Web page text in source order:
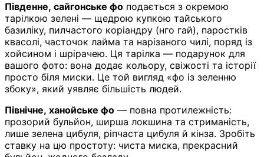
Південне, сайгонське фо подається з окремою
тарілкою зелені — щедрою купкою тайського
базиліку, пилчастого коріандру (нго гай), паростків
квасолі, часточок лайма та нарізаного чилі, поряд із
хойсином і шрірачею. Ця тарілка — подарунок для
вашого фото: вона додає кольору, свіжості та історії
просто біля миски. Це той вигляд «фо із зеленню
збоку», який уявляє більшість людей.
Північне, ханойське фо — повна протилежність:
прозорий бульйон, ширша локшина та стриманість,
лише зелена цибуля, ріпчаста цибуля й кінза. Зробіть
ставку на цю простоту: чиста миска, прекрасний